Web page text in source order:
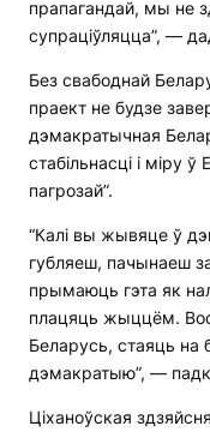
прапагандай, мы не
супраціўляцца”, —
Без свабоднай
праект не будзе
дэмакратычная
стабільнасці і міру
пагрозай”.
“Калі вы жывяце ў
губляеш, пачынаеш
прымаюць гэта як
плацяць жыццём.
Беларусь, стаяць на
дэмакратыю”, —
Ціханоўская